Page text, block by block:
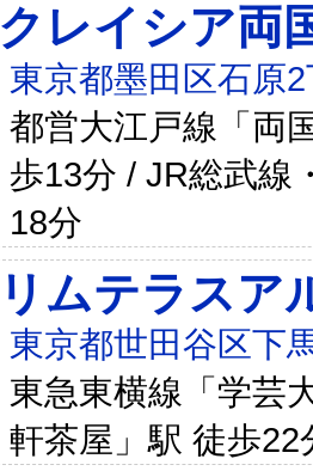
クレイシア両
東京都墨田区石原
都営大江戸線「両
歩13分 / JR総武線
18分
リムテラスア
東京都世田谷区下
東急東横線「学芸
軒茶屋」駅 徒歩22